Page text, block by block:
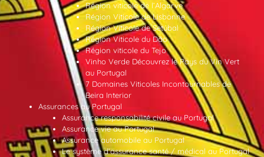
Région viticole de l’Algarve
Région Viticole de Lisbonne
Région Viticole de Setúbal
Région Viticole du Dão
Région viticole du Tejo
Vinho Verde Découvrez le Pays du Vin Vert
au Portugal
7 Domaines Viticoles Incontournables de
Beira Interior
Assurances au Portugal
Assurance responsabilité civile au Portugal
Assurance vie au Portugal
Assurance automobile au Portugal
Le système d’assurance santé / médical au Portugal